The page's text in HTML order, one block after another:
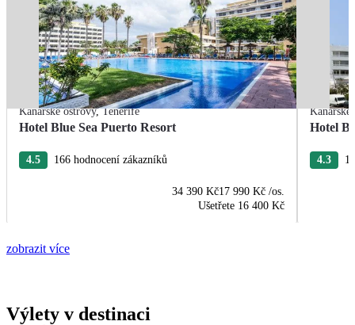
Kanárské ostrovy,Tenerife
Hotel Blue Sea Puerto Resort
4.5 166 hodnocení zákazníků
34 390 Kč17 990 Kč /os.
Ušetřete 16 400 Kč
Kanárské
Hotel
4.3
zobrazit více
Výlety v destinaci